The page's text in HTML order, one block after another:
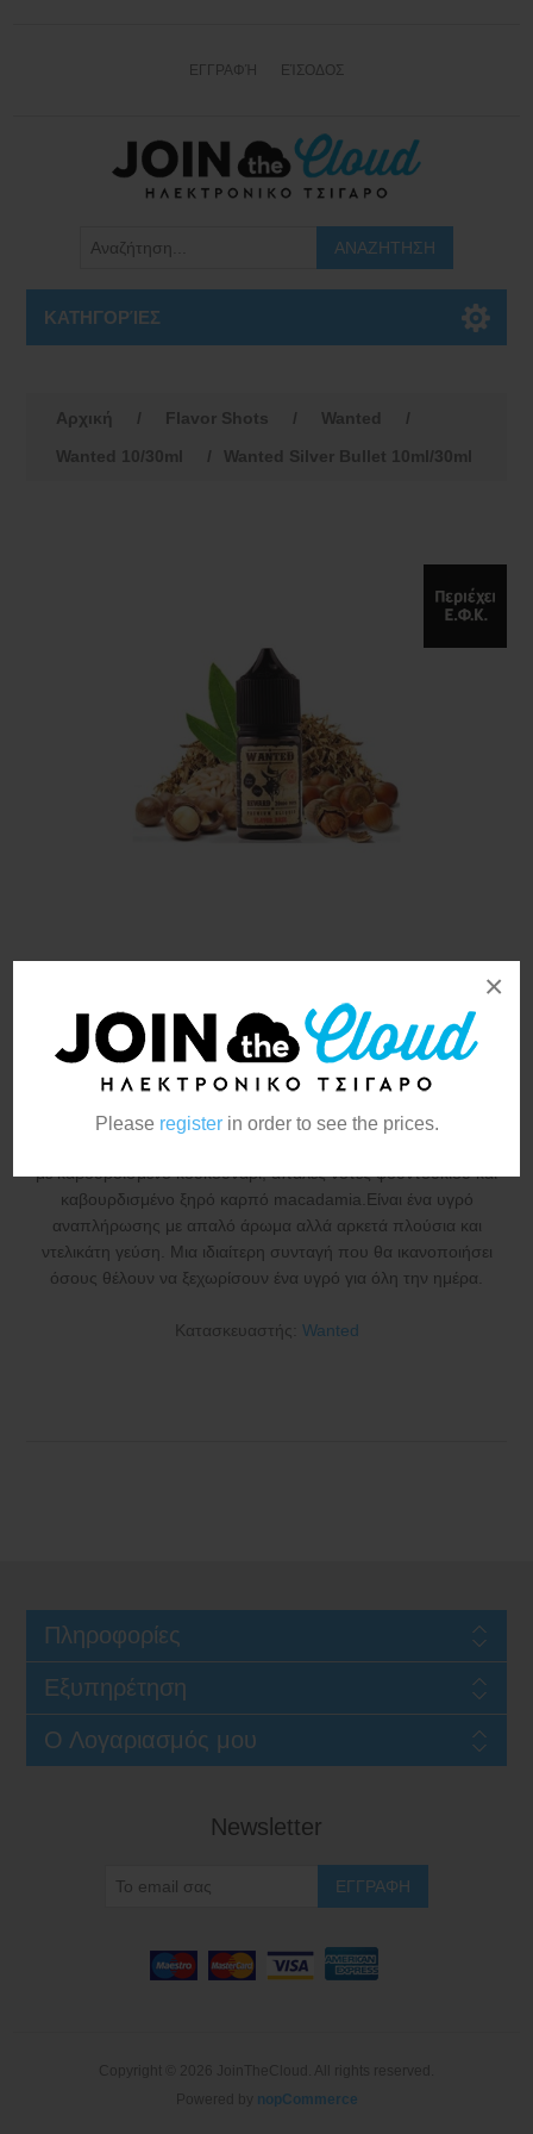
Please registerin order to see the prices.
×
ΕΓΓΡΑΦΉ ΕΊΣΟΔΟΣ
ΚΑΤΗΓΟΡΊΕΣ
Αρχική / Flavor Shots / Wanted
/
Wanted 10/30ml
/ Wanted Silver Bullet 10ml/30ml
Wanted Silver Bullet
10ml/30ml
Το Wanted Silver Bullet κατατάσσεταισταπιο "ήπιαγευστικά"
με καβουρδισμένο κουκουνάρι, απαλές νότες φουντουκιού και
καβουρδισμένο ξηρό καρπό macadamia.Είναι ένα υγρό
αναπλήρωσης με απαλό άρωμα αλλά αρκετά πλούσια και
ντελικάτη γεύση. Μια ιδιαίτερη συνταγή που θα ικανοποιήσει
όσους θέλουν να ξεχωρίσουν ένα υγρό για όλη την ημέρα.
Κατασκευαστής: Wanted
Πληροφορίες
Εξυπηρέτηση
Ο Λογαριασμός μου
Newsletter
nopCommerce